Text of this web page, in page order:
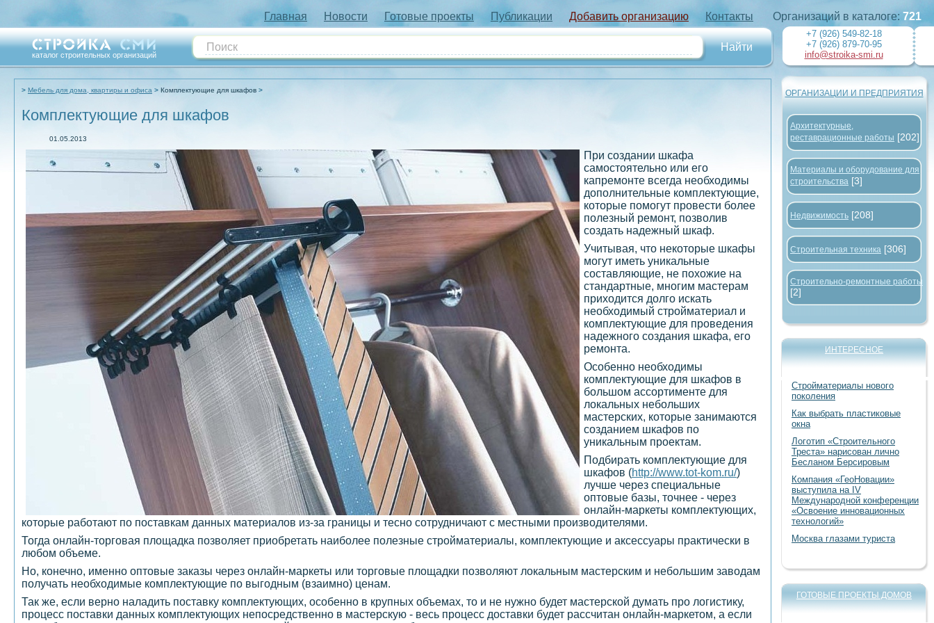
Главная Новости Готовые проекты Публикации Добавить организацию Контакты
каталог строительных организаций
Мебель для дома, квартиры и офиса Комплектующие для шкафов
Комплектующие для шкафов
01.05.2013
При создании шкафа
самостоятельно или его
капремонте всегда необходимы
дополнительные комплектующие,
которые помогут провести более
полезный ремонт, позволив
создать надежный шкаф.
Учитывая, что некоторые шкафы
могут иметь уникальные
составляющие, не похожие на
стандартные, многим мастерам
приходится долго искать
необходимый стройматериал и
комплектующие для проведения
надежного создания шкафа, его
ремонта.
Особенно необходимы
комплектующие для шкафов в
большом ассортименте для
локальных небольших
мастерских, которые занимаются
созданием шкафов по
уникальным проектам.
Подбирать комплектующие для
шкафов (http://www.tot-kom.ru/)
лучше через специальные
оптовые базы, точнее - через
онлайн-маркеты комплектующих,
которые работают по поставкам данных материалов из-за границы и тесно сотрудничают с местными производителями.
Тогда онлайн-торговая площадка позволяет приобретать наиболее полезные стройматериалы, комплектующие и аксессуары практически в
любом объеме.
Но, конечно, именно оптовые заказы через онлайн-маркеты или торговые площадки позволяют локальным мастерским и небольшим заводам
получать необходимые комплектующие по выгодным (взаимно) ценам.
Так же, если верно наладить поставку комплектующих, особенно в крупных объемах, то и не нужно будет мастерской думать про логистику,
процесс поставки данных комплектующих непосредственно в мастерскую - весь процесс доставки будет рассчитан онлайн-маркетом, а если
Организаций в каталоге: 721
+7 (926) 549-82-18
+7 (926) 879-70-95
info@stroika-smi.ru
ОРГАНИЗАЦИИ И ПРЕДПРИЯТИЯ
Архитектурные,
реставрационные работы [202]
Материалы и оборудование для
строительства [3]
Недвижимость [208]
Строительная техника [306]
Строительно-ремонтные работы
[2]
ИНТЕРЕСНОЕ
Стройматериалы нового
поколения
Как выбрать пластиковые
окна
Логотип «Строительного
Треста» нарисован лично
Бесланом Берсировым
Компания «ГеоНовации»
выступила на IV
Международной конференции
«Освоение инновационных
технологий»
Москва глазами туриста
ГОТОВЫЕ ПРОЕКТЫ ДОМОВ